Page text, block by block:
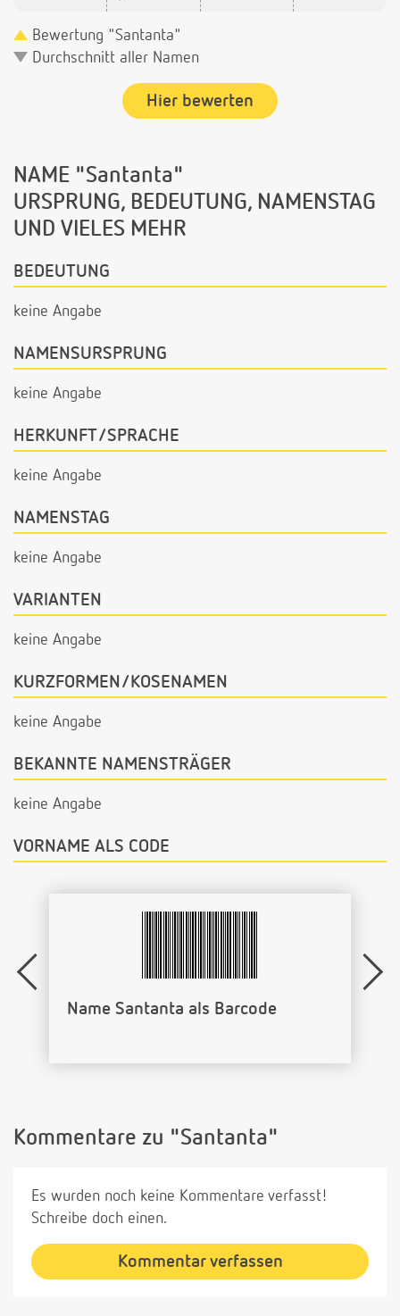
Bewertung "Santanta"
Durchschnitt aller Namen
Hier bewerten
NAME "Santanta"
URSPRUNG, BEDEUTUNG, NAMENSTAG
UND VIELES MEHR
BEDEUTUNG
keine Angabe
NAMENSURSPRUNG
keine Angabe
HERKUNFT/SPRACHE
keine Angabe
NAMENSTAG
keine Angabe
VARIANTEN
keine Angabe
KURZFORMEN/KOSENAMEN
keine Angabe
BEKANNTE NAMENSTRÄGER
keine Angabe
VORNAME ALS CODE
Name Santanta als Barcode
Kommentare zu "Santanta"
Es wurden noch keine Kommentare verfasst!
Schreibe doch einen.
Kommentar verfassen